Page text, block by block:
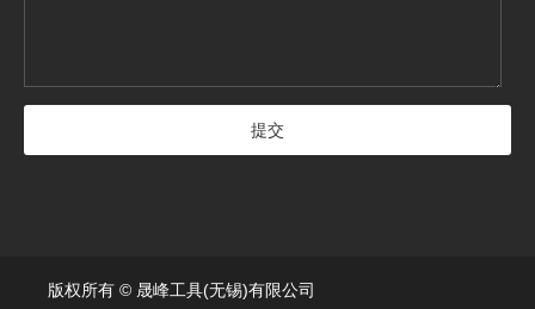
版权所有 © 晟峰工具(无锡)有限公司